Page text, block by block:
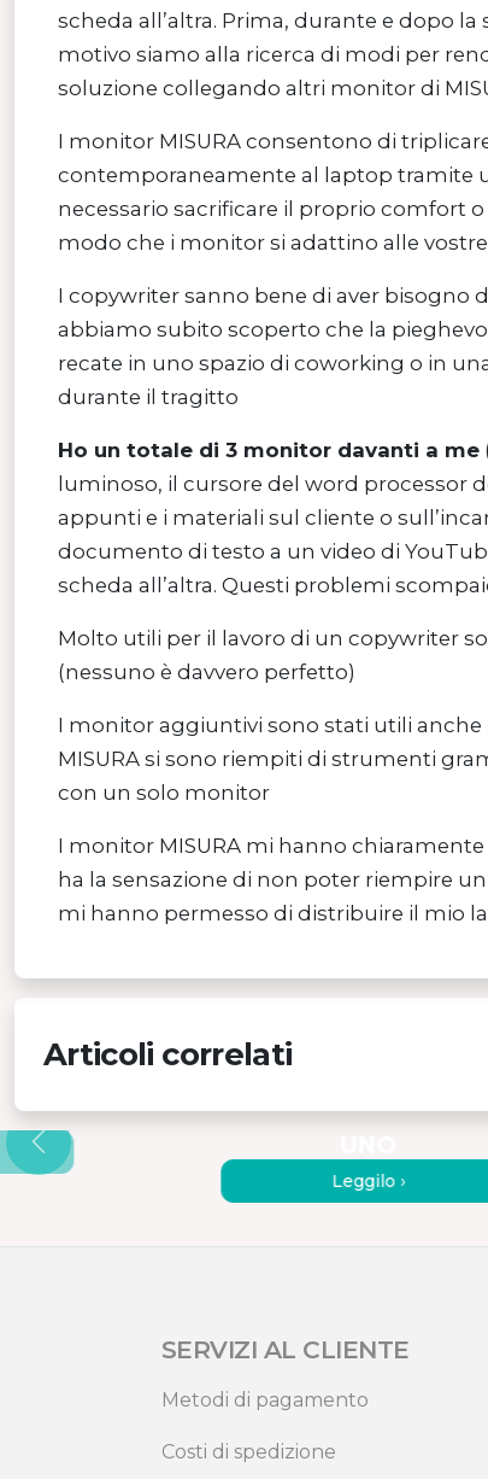
scheda all’altra. Prima, durante e dopo
motivo siamo alla ricerca di modi per
soluzione collegando altri monitor di
I monitor MISURA consentono di
contemporaneamente al laptop tramite
necessario sacrificare il proprio comfort
modo che i monitor si adattino alle
I copywriter sanno bene di aver bisogno
abbiamo subito scoperto che la
recate in uno spazio di coworking o in
durante il tragitto
Ho un totale di 3 monitor davanti a me
luminoso, il cursore del word processor
appunti e i materiali sul cliente o
documento di testo a un video di
scheda all’altra. Questi problemi
Molto utili per il lavoro di un copywriter
(nessuno è davvero perfetto)
I monitor aggiuntivi sono stati utili
MISURA si sono riempiti di strumenti
con un solo monitor
I monitor MISURA mi hanno
ha la sensazione di non poter riempire
mi hanno permesso di distribuire il mio
Articoli correlati
MOTIVI PER
Leggilo ›
SERVIZI AL CLIENTE
Metodi di pagamento
Costi di spedizione